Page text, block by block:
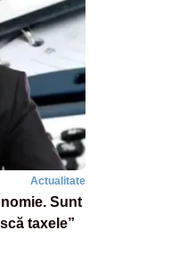
Actualitate
Sunt
taxele”